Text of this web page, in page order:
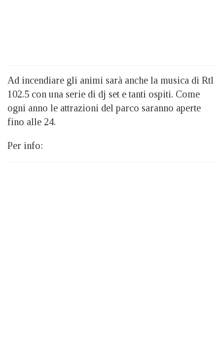
Ad incendiare gli animi sarà anche la musica di Rtl
102.5 con una serie di dj set e tanti ospiti. Come
ogni anno le attrazioni del parco saranno aperte
fino alle 24.
Per info: